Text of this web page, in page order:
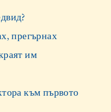
прегърнах
им
към първото